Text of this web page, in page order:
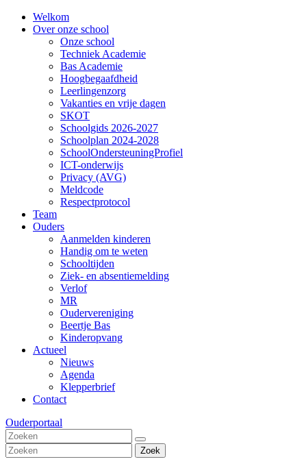
Welkom
Over onze school
Onze school
Techniek Academie
Bas Academie
Hoogbegaafdheid
Leerlingenzorg
Vakanties en vrije dagen
SKOT
Schoolgids 2026-2027
Schoolplan 2024-2028
SchoolOndersteuningProfiel
ICT-onderwijs
Privacy (AVG)
Meldcode
Respectprotocol
Team
Ouders
Aanmelden kinderen
Handig om te weten
Schooltijden
Ziek- en absentiemelding
Verlof
MR
Oudervereniging
Beertje Bas
Kinderopvang
Actueel
Nieuws
Agenda
Klepperbrief
Contact
Ouderportaal
Zoek